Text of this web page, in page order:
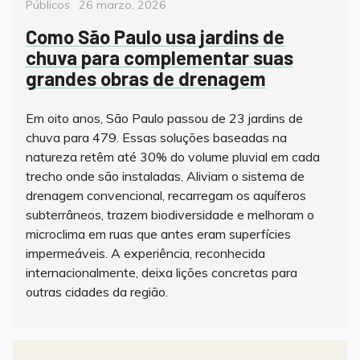
Públicos
Posted
26 marzo, 2026
Como São Paulo usa jardins de
chuva para complementar suas
grandes obras de drenagem
Em oito anos, São Paulo passou de 23 jardins de
chuva para 479. Essas soluções baseadas na
natureza retêm até 30% do volume pluvial em cada
trecho onde são instaladas. Aliviam o sistema de
drenagem convencional, recarregam os aquíferos
subterrâneos, trazem biodiversidade e melhoram o
microclima em ruas que antes eram superfícies
impermeáveis. A experiência, reconhecida
internacionalmente, deixa lições concretas para
outras cidades da região.